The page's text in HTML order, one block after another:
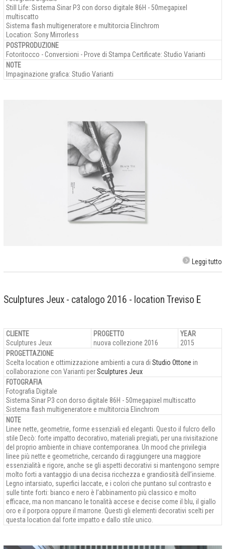
Still Life: Sistema Sinar P3 con dorso digitale 86H - 50megapixel
multiscatto
Sistema flash multigeneratore e multitorcia Elinchrom
Location: Sony Mirrorless
POSTPRODUZIONE
Fotoritocco - Conversioni - Prove di Stampa Certificate: Studio Varianti
NOTE
Impaginazione grafica: Studio Varianti
Leggi tutto
Sculptures Jeux - catalogo 2016 - location Treviso E
CLIENTE
Sculptures Jeux
PROGETTO
nuova collezione 2016
YEAR
2015
PROGETTAZIONE
Scelta location e ottimizzazione ambienti a cura di Studio Ottone in
collaborazione con Varianti perSculptures Jeux
FOTOGRAFIA
Fotografia Digitale
Sistema Sinar P3 con dorso digitale 86H - 50megapixel multiscatto
Sistema flash multigeneratore e multitorcia Elinchrom
NOTE
Linee nette, geometrie, forme essenziali ed eleganti. Questo il fulcro dello
stile Decò: forte impatto decorativo, materiali pregiati, per una rivisitazione
del proprio ambiente in chiave contemporanea. Un mood che privilegia
linee più nette e geometriche, cercando di raggiungere una maggiore
essenzialità e rigore, anche se gli aspetti decorativi si mantengono sempre
molto forti a vantaggio di una decisa ricchezza e grandiosità dell’insieme.
Legno intarsiato, superfici laccate, e i colori che puntano sul contrasto e
sulle tinte forti: bianco e nero è l’abbinamento più classico e molto
efficace, ma non mancano le tonalità accese e decise come il blu, il giallo
oro e il porpora oppure il marrone. Questi gli elementi decorativi scelti per
questa location dal forte impatto e dallo stile unico.